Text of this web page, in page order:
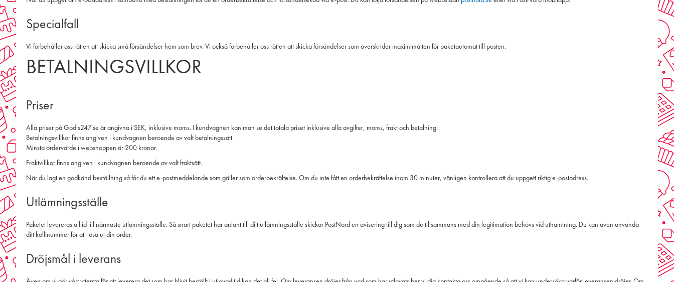
Specialfall
Vi förbehåller oss rätten att skicka små försändelser hem som brev. Vi också förbehåller oss rätten att skicka försändelser som överskrider maximimåtten för paketautomat till posten.
BETALNINGSVILLKOR
Priser
Alla priser på Godis247.se är angivna i SEK, inklusive moms. I kundvagnen kan man se det totala priset inklusive alla avgifter, moms, frakt och betalning.
Betalningsvillkor finns angiven i kundvagnen beroende av valt betalningssätt.
Minsta ordervärde i webshoppen är 200 kronor.
Fraktvillkor finns angiven i kundvagnen beroende av valt fraktsätt.
När du lagt en godkänd beställning så får du ett e-postmeddelande som gäller som orderbekräftelse. Om du inte fått en orderbekräftelse inom 30 minuter, vänligen kontrollera att du uppgett riktig e-postadress.
Utlämningsställe
Paketet levereras alltid till närmaste utlämningsställe. Så snart paketet har anlänt till ditt utlämningsställe skickar PostNord en avisering till dig som du tillsammans med din legitimation behövs vid uthämtning. Du kan även använda
ditt kollinummer för att lösa ut din order.
Dröjsmål i leverans